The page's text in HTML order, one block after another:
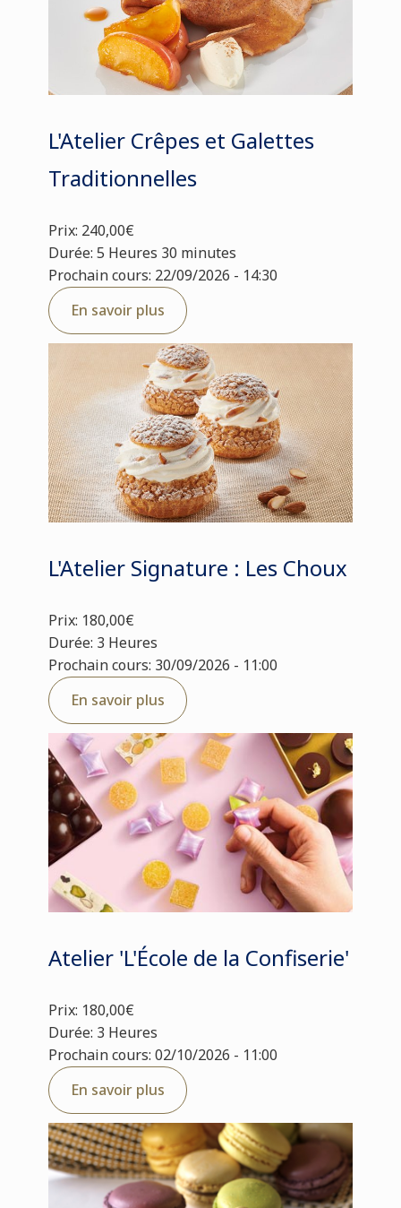
L'Atelier Crêpes et Galettes
Traditionnelles
Prix: 240,00€
Durée: 5 Heures 30 minutes
Prochain cours: 22/09/2026 - 14:30
En savoir plus
L'Atelier Signature : Les Choux
Prix: 180,00€
Durée: 3 Heures
Prochain cours: 30/09/2026 - 11:00
En savoir plus
Atelier 'L'École de la Confiserie'
Prix: 180,00€
Durée: 3 Heures
Prochain cours: 02/10/2026 - 11:00
En savoir plus